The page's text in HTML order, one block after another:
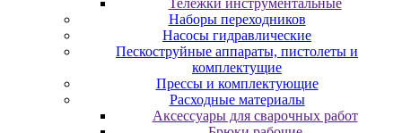
Тележки инструментальные
Наборы переходников
Насосы гидравлические
Пескоструйные аппараты, пистолеты и
комплектущие
Прессы и комплектующие
Расходные материалы
Аксессуары для сварочных работ